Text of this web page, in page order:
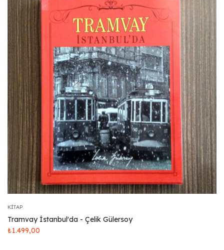
KITAP
Tramvay İstanbul'da - Çelik Gülersoy
₺1.499,00